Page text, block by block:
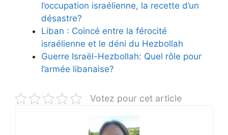
l’occupation israélienne, la recette d’un
désastre?
Liban : Coincé entre la férocité
israélienne et le déni du Hezbollah
Guerre Israël-Hezbollah: Quel rôle pour
l’armée libanaise?
Votez pour cet article